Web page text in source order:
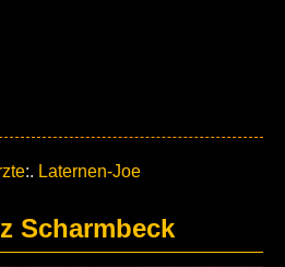
:. Laternen-Joe
Scharmbeck